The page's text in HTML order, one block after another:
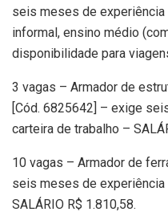
seis meses de experiência
informal, ensino médio
disponibilidade para
3 vagas – Armador de
[Cód. 6825642] – exige
carteira de trabalho –
10 vagas – Armador de
seis meses de experiência
SALÁRIO R$ 1.810,58.